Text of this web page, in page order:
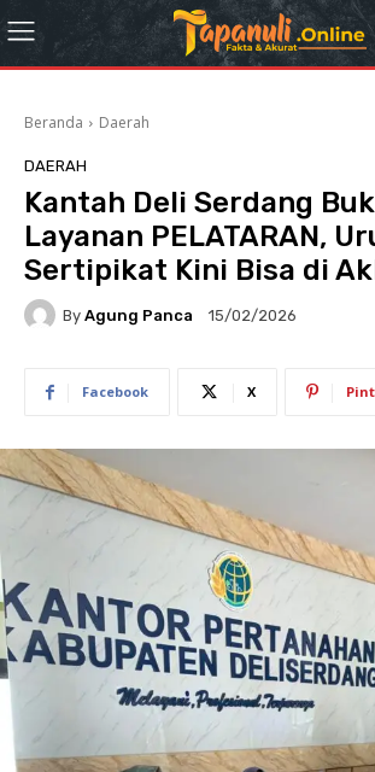
Beranda Daerah
DAERAH
Kantah Deli Serdang
Layanan PELATARAN,
Sertipikat Kini Bisa di
By Agung Panca 15/02/2026
Facebook X